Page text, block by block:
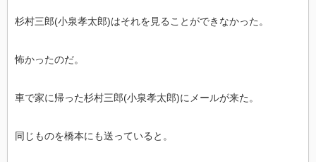
杉村三郎(小泉孝太郎)はそれを見ることができなかった。
怖かったのだ。
車で家に帰った杉村三郎(小泉孝太郎)にメールが来た。
同じものを橋本にも送っていると。